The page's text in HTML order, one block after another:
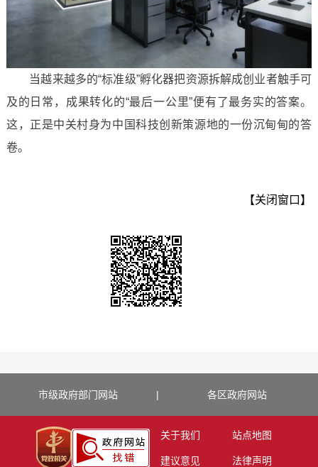
当越来越多的“标准级”孵化器把资源拆解成创业者触手可
及的日常，成果转化的“最后一公里”便有了最务实的答案。
这，正是中关村身为中国科技创新策源地的一份沉甸甸的答
卷。
【关闭窗口】
市级政府部门网站 | 各区政府网站
关于我们 站点地图
建议意见 法律声明